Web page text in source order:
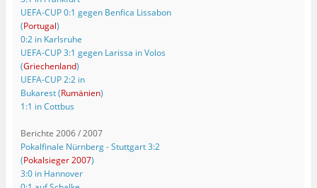
UEFA-CUP 0:1 gegen Benfica Lissabon
(Portugal)
0:2 in Karlsruhe
UEFA-CUP 3:1 gegen Larissa in Volos
(Griechenland)
UEFA-CUP 2:2 in
Bukarest (Rumänien)
1:1 in Cottbus
Berichte 2006 / 2007
Pokalfinale Nürnberg - Stuttgart 3:2
(Pokalsieger 2007)
3:0 in Hannover